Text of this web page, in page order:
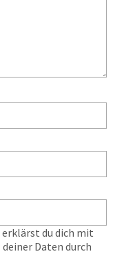
du dich mit
Daten durch